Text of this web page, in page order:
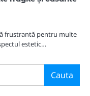
frustrantă pentru multe
estetic…
Cauta